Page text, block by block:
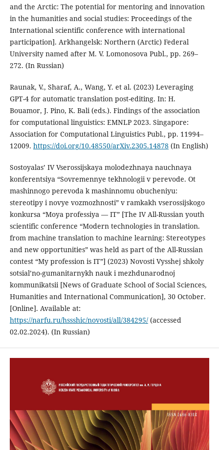
and the Arctic: The potential for mentoring and innovation
in the humanities and social studies: Proceedings of the
International scientific conference with international
participation]. Arkhangelsk: Northern (Arctic) Federal
University named after M. V. Lomonosova Publ., pp. 269–
272. (In Russian)
Raunak, V., Sharaf, A., Wang, Y. et al. (2023) Leveraging
GPT-4 for automatic translation post-editing. In: H.
Bouamor, J. Pino, K. Bali (eds.). Findings of the association
for computational linguistics: EMNLP 2023. Singapore:
Association for Computational Linguistics Publ., pp. 11994–
12009. https://doi.org/10.48550/arXiv.2305.14878(In English)
Sostoyalas’ IV Vserossijskaya molodezhnaya nauchnaya
konferentsiya “Sovremennye tekhnologii v perevode. Ot
mashinnogo perevoda k mashinnomu obucheniyu:
stereotipy i novye vozmozhnosti” v ramkakh vserossijskogo
konkursa “Moya professiya — IT” [The IV All-Russian youth
scientific conference “Modern technologies in translation.
from machine translation to machine learning: Stereotypes
and new opportunities” was held as part of the All-Russian
contest “My profession is IT”] (2023) Novosti Vysshej shkoly
sotsial’no-gumanitarnykh nauk i mezhdunarodnoj
kommunikatsii [News of Graduate School of Social Sciences,
Humanities and International Communication], 30 October.
[Online]. Available at:
https://narfu.ru/hssshic/novosti/all/384295/(accessed
02.02.2024). (In Russian)